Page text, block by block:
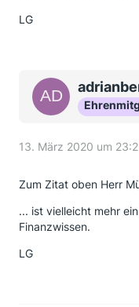
LG
13. März 2020 um
Zum Zitat oben Herr
... ist vielleicht mehr
Finanzwissen.
LG